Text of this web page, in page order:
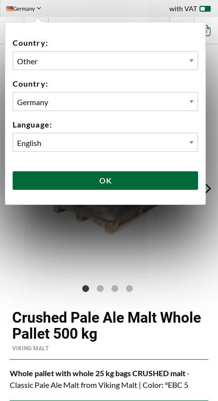
Germany
Country:
Country:
Language:
OK
with VAT
0
CRUSHED PALE ALE MALT WHOLE PALLET 500 KG
Crushed Pale Ale Malt Whole
Pallet 500 kg
VIKING MALT
Whole pallet with whole 25 kg bags CRUSHED malt-
Classic Pale Ale Malt from Viking Malt | Color: °EBC 5